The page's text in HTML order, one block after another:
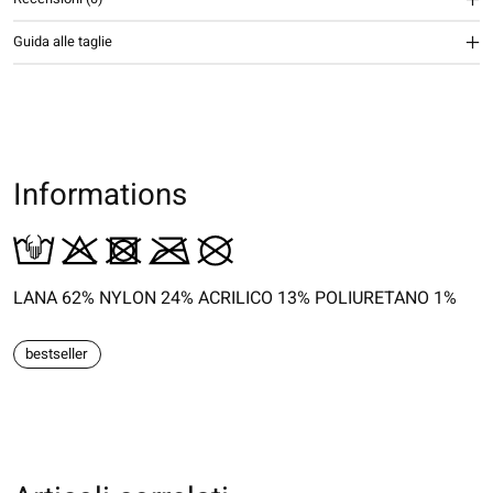
Guida alle taglie
Informations
LANA 62% NYLON 24% ACRILICO 13% POLIURETANO 1%
bestseller